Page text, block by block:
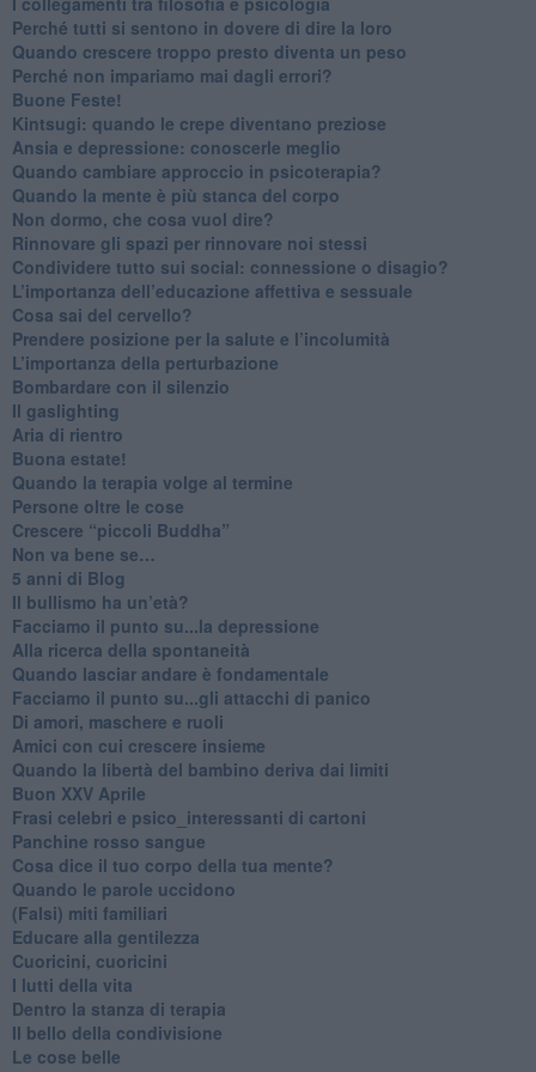
​Perché tutti si sentono in dovere di dire la loro
​Quando crescere troppo presto diventa un peso
​Perché non impariamo mai dagli errori?
​Buone Feste!
​Kintsugi: quando le crepe diventano preziose
Ansia e depressione: conoscerle meglio
Quando cambiare approccio in psicoterapia?
​Quando la mente è più stanca del corpo
Non dormo, che cosa vuol dire?
​Rinnovare gli spazi per rinnovare noi stessi
​Condividere tutto sui social: connessione o disagio?
​L’importanza dell’educazione affettiva e sessuale
​Cosa sai del cervello?
Prendere posizione per la salute e l’incolumità
L’importanza della perturbazione
​Bombardare con il silenzio
Il gaslighting
Aria di rientro
Buona estate!
​Quando la terapia volge al termine
​Persone oltre le cose
​Crescere “piccoli Buddha”
Non va bene se…
​5 anni di Blog
​Il bullismo ha un’età?
Facciamo il punto su...la depressione
​Alla ricerca della spontaneità
​Quando lasciar andare è fondamentale
Facciamo il punto su...gli attacchi di panico
Di amori, maschere e ruoli
​Amici con cui crescere insieme
​Quando la libertà del bambino deriva dai limiti
Buon XXV Aprile
​Frasi celebri e psico_interessanti di cartoni
​Panchine rosso sangue
​Cosa dice il tuo corpo della tua mente?
​Quando le parole uccidono
​(Falsi) miti familiari
​Educare alla gentilezza
​Cuoricini, cuoricini
I lutti della vita
​Dentro la stanza di terapia
​Il bello della condivisione
Le cose belle